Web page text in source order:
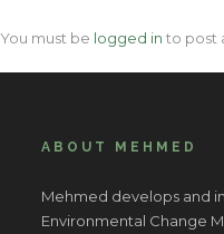
You must be logged in to post
ABOUT MEHMED
Mehmed develops and
Environmental Change